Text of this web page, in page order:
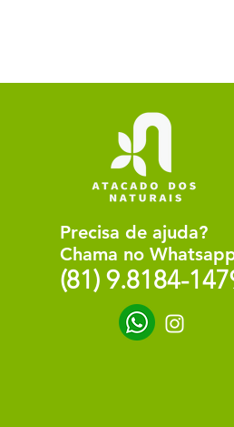
Precisa de ajuda?
Chama no
(81) 9.8184-